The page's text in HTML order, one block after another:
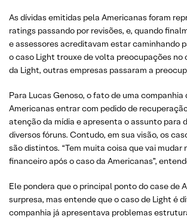
As dívidas emitidas pela Americanas foram
ratings passando por revisões, e, quando
e assessores acreditavam estar caminhando
o caso Light trouxe de volta preocupações no
da Light, outras empresas passaram a
Para Lucas Genoso, o fato de uma
Americanas entrar com pedido de
atenção da mídia e apresenta o assunto para
diversos fóruns. Contudo, em sua visão, os
são distintos. “Tem muita coisa que vai mudar
financeiro após o caso da Americanas”,
Ele pondera que o principal ponto do case de
surpresa, mas entende que o caso de Light é
companhia já apresentava problemas